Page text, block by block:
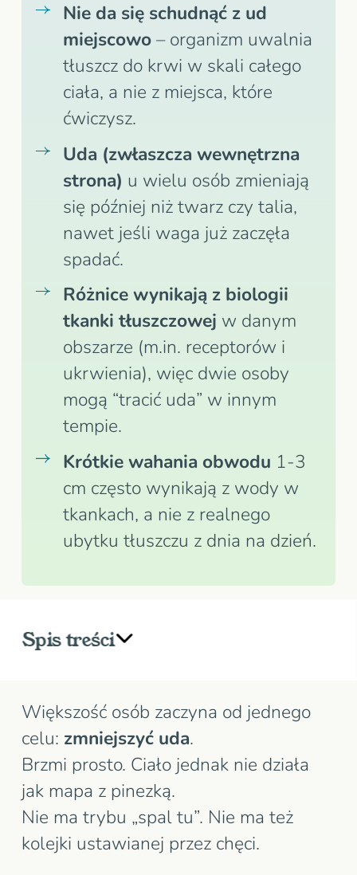
Nie da się schudnąć z ud
miejscowo– organizm uwalnia
tłuszcz do krwi w skali całego
ciała, a nie z miejsca, które
ćwiczysz.
Uda (zwłaszcza wewnętrzna
strona) u wielu osób zmieniają
się później niż twarz czy talia,
nawet jeśli waga już zaczęła
spadać.
Różnice wynikają z biologii
tkanki tłuszczowej w danym
obszarze (m.in. receptorów i
ukrwienia), więc dwie osoby
mogą “tracić uda” w innym
tempie.
Krótkie wahania obwodu 1-3
cm często wynikają z wody w
tkankach, a nie z realnego
ubytku tłuszczu z dnia na dzień.
Spis treści
Dlaczego uda często reagują później
niż inne obszary
Dlaczego ćwiczenia na uda nie
wybierają źródła tłuszczu
Woda vs tłuszcz – skąd biorą się
Większość osób zaczyna od jednego
celu: zmniejszyć uda.
Brzmi prosto. Ciało jednak nie działa
jak mapa z pinezką.
Nie ma trybu „spal tu”. Nie ma też
kolejki ustawianej przez chęci.